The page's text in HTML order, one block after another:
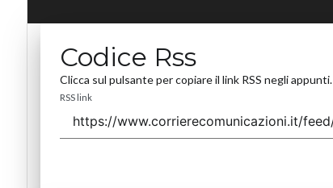
Codice Rss
Clicca sul pulsante per copiare il link RSS negli appunti.
RSS link